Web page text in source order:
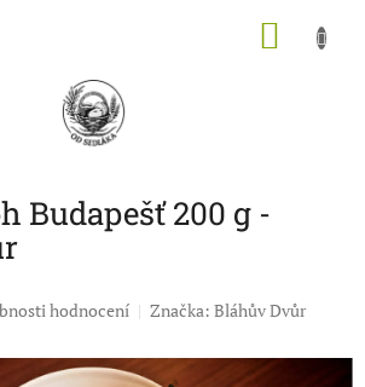
Budapešť 200 g -
hodnocení Značka: Bláhův Dvůr